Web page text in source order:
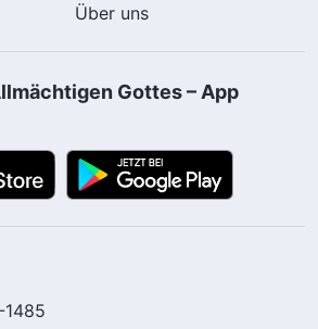
Über uns
Gottes – App